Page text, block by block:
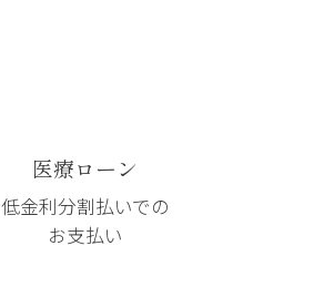
医療ローン
低金利分割払いでの
お支払い